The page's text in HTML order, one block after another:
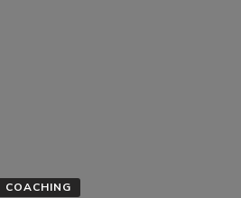
COACHING